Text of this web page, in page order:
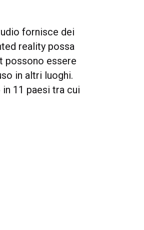
fornisce dei
reality possa
possono essere
in altri luoghi.
11 paesi tra cui